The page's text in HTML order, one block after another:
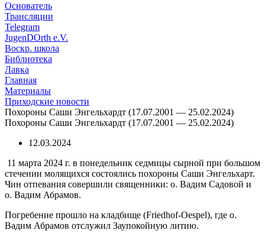
Основатель
Трансляции
Telegram
JugenDOrth e.V.
Воскр. школа
Библиотека
Лавка
Главная
Материалы
Приходские новости
Похороны Саши Энгельхардт (17.07.2001 — 25.02.2024)
Похороны Саши Энгельхардт (17.07.2001 — 25.02.2024)
12.03.2024
11 марта 2024 г. в понедельник седмицы сырной при большом
стечении молящихся состоялись похороны Саши Энгельхарт.
Чин отпевания совершили священники: о. Вадим Садовой и
о. Вадим Абрамов.
Погребение прошло на кладбище (Friedhof-Oespel), где о.
Вадим Абрамов отслужил Заупокойную литию.